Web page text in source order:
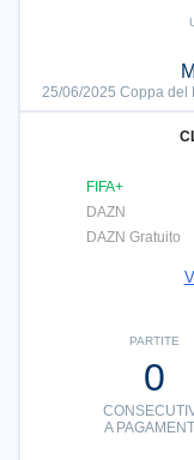
25/06/2025 Coppa del
FIFA+
DAZN
DAZN Gratuito
PARTITE
0
A